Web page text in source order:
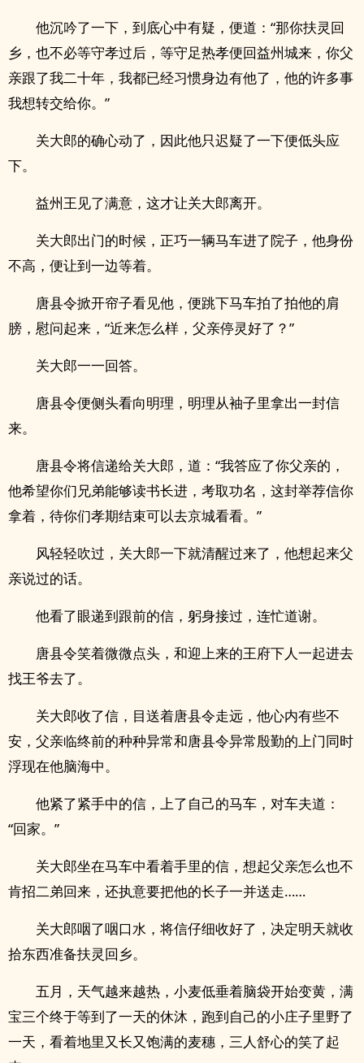
他沉吟了一下，到底心中有疑，便道：“那你扶灵回
乡，也不必等守孝过后，等守足热孝便回益州城来，你父
亲跟了我二十年，我都已经习惯身边有他了，他的许多事
我想转交给你。”
关大郎的确心动了，因此他只迟疑了一下便低头应
下。
益州王见了满意，这才让关大郎离开。
关大郎出门的时候，正巧一辆马车进了院子，他身份
不高，便让到一边等着。
唐县令掀开帘子看见他，便跳下马车拍了拍他的肩
膀，慰问起来，“近来怎么样，父亲停灵好了？”
关大郎一一回答。
唐县令便侧头看向明理，明理从袖子里拿出一封信
来。
唐县令将信递给关大郎，道：“我答应了你父亲的，
他希望你们兄弟能够读书长进，考取功名，这封举荐信你
拿着，待你们孝期结束可以去京城看看。”
风轻轻吹过，关大郎一下就清醒过来了，他想起来父
亲说过的话。
他看了眼递到跟前的信，躬身接过，连忙道谢。
唐县令笑着微微点头，和迎上来的王府下人一起进去
找王爷去了。
关大郎收了信，目送着唐县令走远，他心内有些不
安，父亲临终前的种种异常和唐县令异常殷勤的上门同时
浮现在他脑海中。
他紧了紧手中的信，上了自己的马车，对车夫道：
“回家。”
关大郎坐在马车中看着手里的信，想起父亲怎么也不
肯招二弟回来，还执意要把他的长子一并送走……
关大郎咽了咽口水，将信仔细收好了，决定明天就收
拾东西准备扶灵回乡。
五月，天气越来越热，小麦低垂着脑袋开始变黄，满
宝三个终于等到了一天的休沐，跑到自己的小庄子里野了
一天，看着地里又长又饱满的麦穗，三人舒心的笑了起